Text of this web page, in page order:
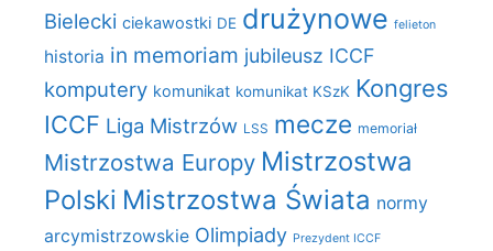
Bielecki ciekawostki DE drużynowe felieton
historia in memoriam jubileusz ICCF
komputery komunikat komunikat KSzK Kongres
ICCF Liga Mistrzów LSS mecze memoriał
Mistrzostwa Europy Mistrzostwa
Polski Mistrzostwa Świata normy
arcymistrzowskie Olimpiady Prezydent ICCF